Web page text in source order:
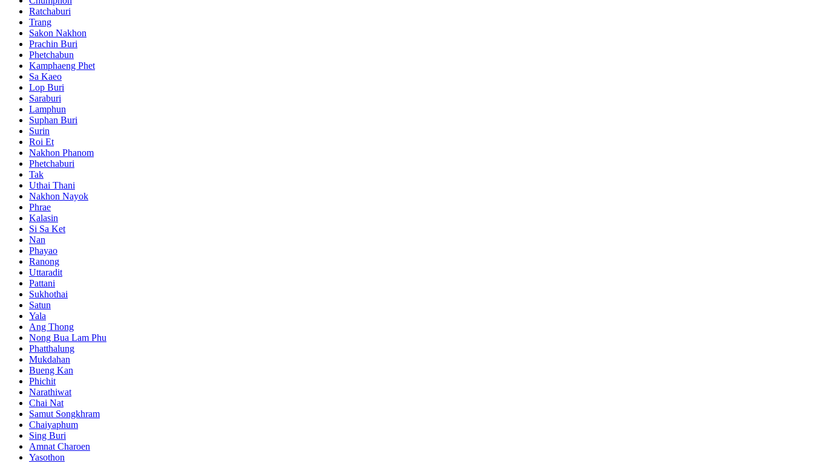
Ratchaburi
Trang
Sakon Nakhon
Prachin Buri
Phetchabun
Kamphaeng Phet
Sa Kaeo
Lop Buri
Saraburi
Lamphun
Suphan Buri
Surin
Roi Et
Nakhon Phanom
Phetchaburi
Tak
Uthai Thani
Nakhon Nayok
Phrae
Kalasin
Si Sa Ket
Nan
Phayao
Ranong
Uttaradit
Pattani
Sukhothai
Satun
Yala
Ang Thong
Nong Bua Lam Phu
Phatthalung
Mukdahan
Bueng Kan
Phichit
Narathiwat
Chai Nat
Samut Songkhram
Chaiyaphum
Sing Buri
Amnat Charoen
Yasothon